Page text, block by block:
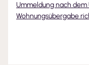
Ummeldung nach dem
Wohnungsübergabe